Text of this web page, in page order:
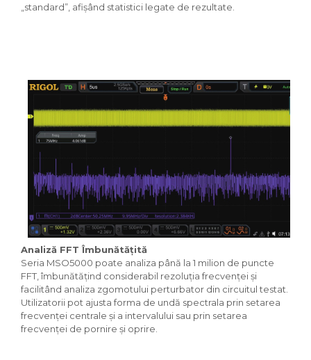
„standard”, afișând statistici legate de rezultate.
Analiză FFT Îmbunătățită
Seria MSO5000 poate analiza până la 1 milion de puncte
FFT, îmbunătățind considerabil rezoluția frecvenței și
facilitând analiza zgomotului perturbator din circuitul testat.
Utilizatorii pot ajusta forma de undă spectrala prin setarea
frecvenței centrale și a intervalului sau prin setarea
frecvenței de pornire și oprire.